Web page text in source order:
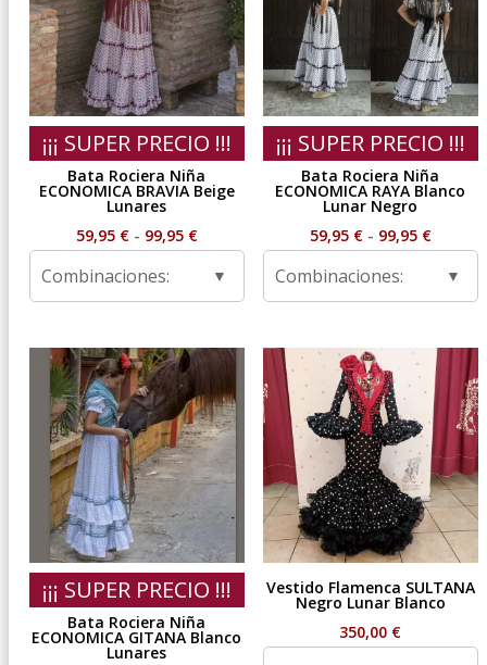
¡¡¡ SUPER PRECIO !!!
Bata Rociera Niña
ECONOMICA BRAVIA Beige
Lunares
59,95 € - 99,95 €Rango
59,95 €
99,95 €
Combinaciones:
¡¡¡ SUPER PRECIO !!!
Bata Rociera Niña
ECONOMICA RAYA Blanco
Lunar Negro
59,95 € - 99,95 €Rango
59,95 €
hasta
99,95 €
Combinaciones:
¡¡¡ SUPER PRECIO !!!
Bata Rociera Niña
ECONOMICA GITANA Blanco
Lunares
Vestido Flamenca SULTANA
Negro Lunar Blanco
350,00 €